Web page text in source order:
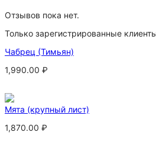
Отзывов пока нет.
Только зарегистрированные
Чабрец (Тимьян)
1,990.00 ₽
Мята (крупный лист)
1,870.00 ₽